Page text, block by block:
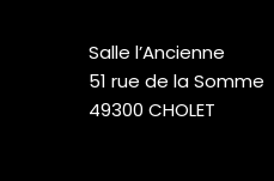
Salle l’Ancienne
51 rue de la Somme
49300 CHOLET